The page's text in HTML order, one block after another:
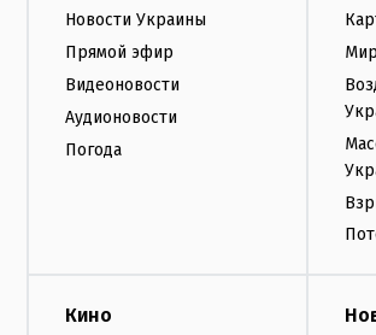
Новости Украины
Прямой эфир
Видеоновости
Аудионовости
Погода
Кино